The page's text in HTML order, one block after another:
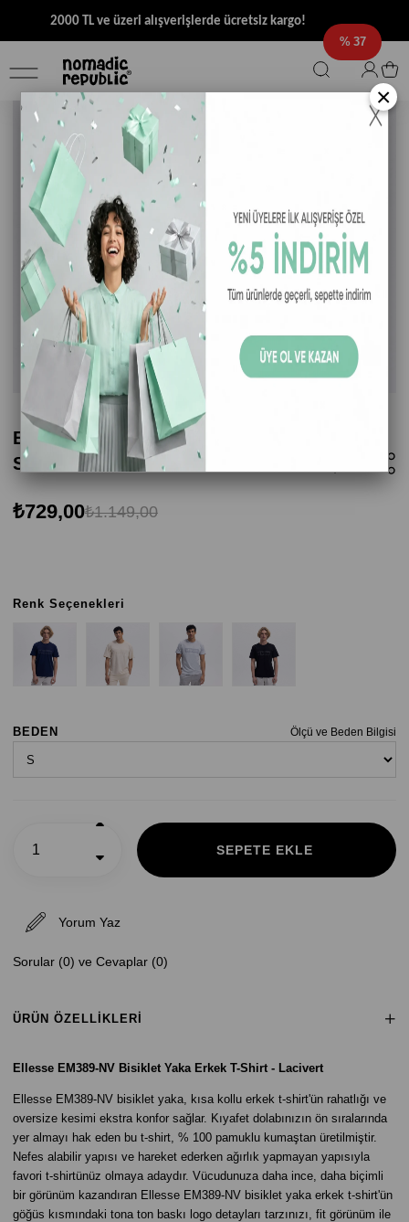
2000 TL ve üzeri alışverişlerde ücretsiz kargo!
37
Ellesse EM589-NV Bisiklet Yaka Erkek T-
Shirt - Lacivert
₺1.149,00
₺729,00
Renk Seçenekleri
Ölçü ve Beden Bilgisi
BEDEN
Yorum Yaz
Sorular (0) ve Cevaplar (0)
ÜRÜN ÖZELLIKLERI
Ellesse EM389-NV Bisiklet Yaka Erkek T-Shirt - Lacivert
Ellesse EM389-NV bisiklet yaka, kısa kollu erkek t-shirt'ün rahatlığı ve
oversize kesimi ekstra konfor sağlar. Kıyafet dolabınızın ön sıralarında
yer almayı hak eden bu t-shirt, % 100 pamuklu kumaştan üretilmiştir.
Nefes alabilir yapısı ve hareket ederken ağırlık yapmayan yapısıyla
favori t-shirtünüz olmaya adaydır. Vücudunuza daha ince, daha biçimli
bir görünüm kazandıran Ellesse EM389-NV bisiklet yaka erkek t-shirt'ün
göğüs kısmındaki tona ton baskı logo detayları tarzınızı, fit görünüm ile
×